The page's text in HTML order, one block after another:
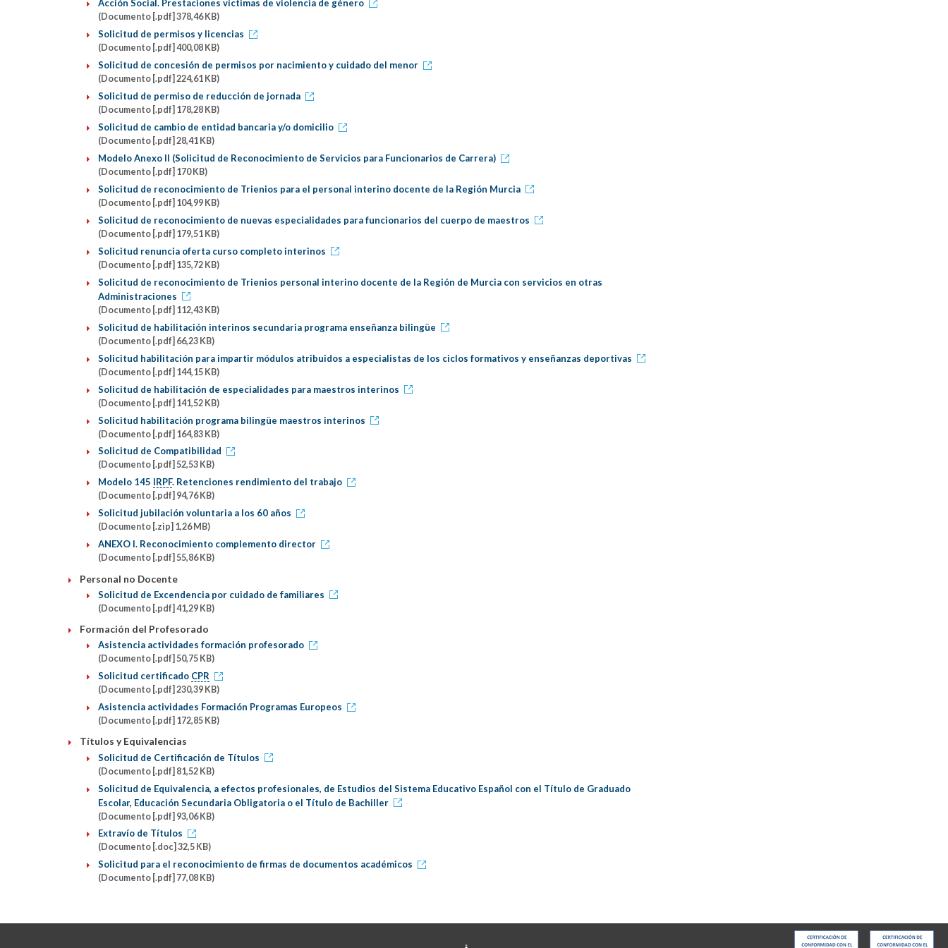
Acción Social. Prestaciones víctimas de violencia de género
(Documento [.pdf] 378,46 KB)
Solicitud de permisos y licencias
(Documento [.pdf] 400,08 KB)
Solicitud de concesión de permisos por nacimiento y cuidado del menor
(Documento [.pdf] 224,61 KB)
Solicitud de permiso de reducción de jornada
(Documento [.pdf] 178,28 KB)
Solicitud de cambio de entidad bancaria y/o domicilio
(Documento [.pdf] 28,41 KB)
Modelo Anexo II (Solicitud de Reconocimiento de Servicios para Funcionarios de Carrera)
(Documento [.pdf] 170 KB)
Solicitud de reconocimiento de Trienios para el personal interino docente de la Región Murcia
(Documento [.pdf] 104,99 KB)
Solicitud de reconocimiento de nuevas especialidades para funcionarios del cuerpo de maestros
(Documento [.pdf] 179,51 KB)
Solicitud renuncia oferta curso completo interinos
(Documento [.pdf] 135,72 KB)
Solicitud de reconocimiento de Trienios personal interino docente de la Región de Murcia con servicios en otras
Administraciones
(Documento [.pdf] 112,43 KB)
Solicitud de habilitación interinos secundaria programa enseñanza bilingüe
(Documento [.pdf] 66,23 KB)
Solicitud habilitación para impartir módulos atribuidos a especialistas de los ciclos formativos y enseñanzas deportivas
(Documento [.pdf] 144,15 KB)
Solicitud de habilitación de especialidades para maestros interinos
(Documento [.pdf] 141,52 KB)
Solicitud habilitación programa bilingüe maestros interinos
(Documento [.pdf] 164,83 KB)
Solicitud de Compatibilidad
(Documento [.pdf] 52,53 KB)
Modelo 145 IRPF. Retenciones rendimiento del trabajo
(Documento [.pdf] 94,76 KB)
Solicitud jubilación voluntaria a los 60 años
(Documento [.zip] 1,26 MB)
ANEXO I. Reconocimiento complemento director
(Documento [.pdf] 55,86 KB)
Personal no Docente
Solicitud de Excendencia por cuidado de familiares
(Documento [.pdf] 41,29 KB)
Formación del Profesorado
Asistencia actividades formación profesorado
(Documento [.pdf] 50,75 KB)
Solicitud certificado CPR
(Documento [.pdf] 230,39 KB)
Asistencia actividades Formación Programas Europeos
(Documento [.pdf] 172,85 KB)
Títulos y Equivalencias
Solicitud de Certificación de Títulos
(Documento [.pdf] 81,52 KB)
Solicitud de Equivalencia, a efectos profesionales, de Estudios del Sistema Educativo Español con el Título de Graduado
Escolar, Educación Secundaria Obligatoria o el Título de Bachiller
(Documento [.pdf] 93,06 KB)
Extravío de Títulos
(Documento [.doc] 32,5 KB)
Solicitud para el reconocimiento de firmas de documentos académicos
(Documento [.pdf] 77,08 KB)